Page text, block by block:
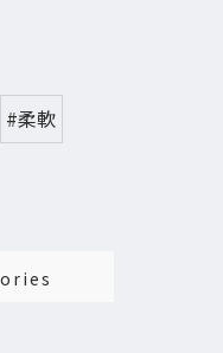
#柔軟